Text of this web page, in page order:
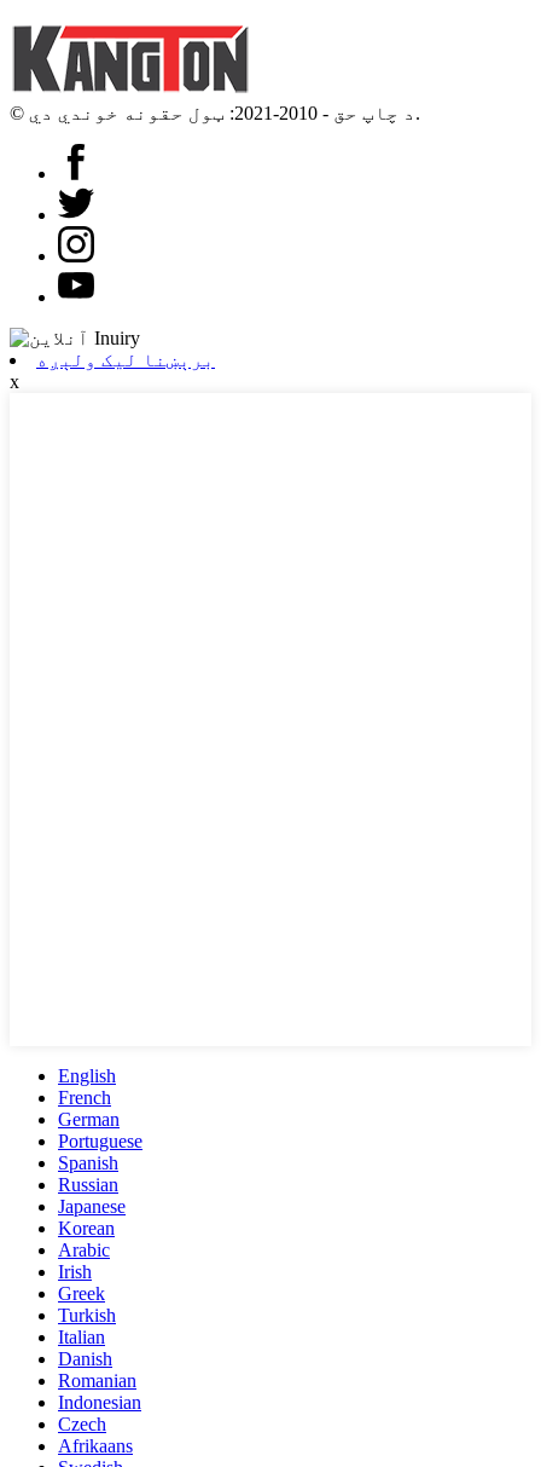
© د چاپ حق - 2010-2021: ټول حقونه خوندي دي.
برېښنا لیک ولېږه
x
English
French
German
Portuguese
Spanish
Russian
Japanese
Korean
Arabic
Irish
Greek
Turkish
Italian
Danish
Romanian
Indonesian
Czech
Afrikaans